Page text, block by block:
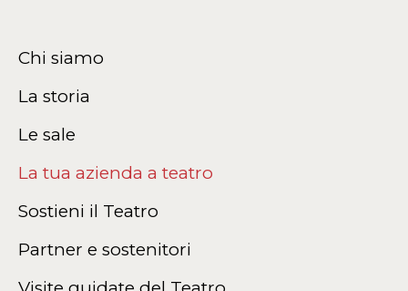
Chi siamo
La storia
Le sale
La tua azienda a teatro
Sostieni il Teatro
Partner e sostenitori